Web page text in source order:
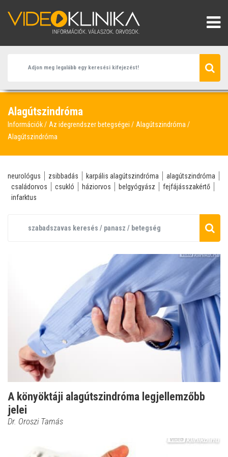
Alagútszindróma
Információk Az idegrendszer betegségei
Alagútszindróma
Alagútszindróma
neurológus zsibbadás karpális alagútszindróma
alagútszindróma
családorvos
csukló háziorvos belgyógyász
fejfájásszakértő
infarktus
A könyöktáji alagútszindróma legjellemzőbb
jelei
Dr. Oroszi Tamás